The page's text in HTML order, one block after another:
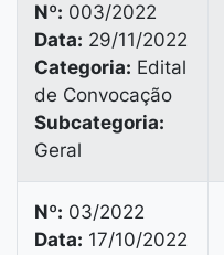
Nº: 003/2022
Data: 29/11/2022
Categoria: Edital
de Convocação
Subcategoria:
Geral
Nº: 03/2022
Data: 17/10/2022